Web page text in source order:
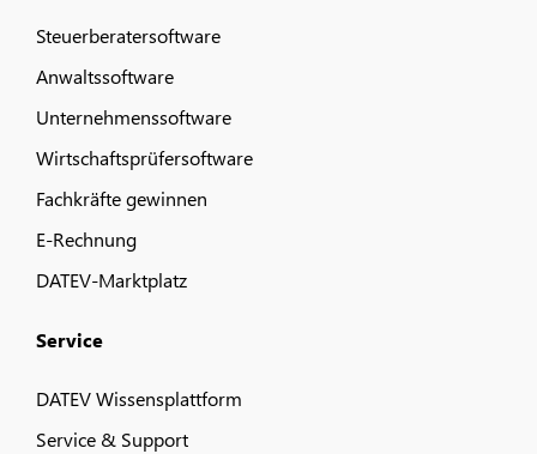
Steuerberatersoftware
Anwaltssoftware
Unternehmenssoftware
Wirtschaftsprüfersoftware
Fachkräfte gewinnen
E-Rechnung
DATEV-Marktplatz
Service
DATEV Wissensplattform
Service & Support